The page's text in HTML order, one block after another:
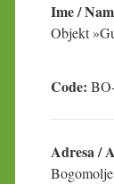
Ime /
Objekt
Code:
Adresa /